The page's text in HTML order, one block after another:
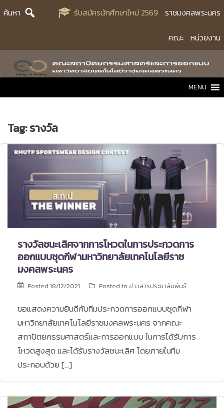
Skipค้นหา รับสมัครนักศึกษาใหม่ 2569 ราชมงคลพระนคร
คณะ หน่วยงาน
MENU
Tag:รางวัล
รางวัลชนะเลิศจากการโหวตในการประกวดการ
ออกแบบชุดกีฬามหาวิทยาลัยเทคโนโลยีราช
มงคลพระนคร
Posted 18/12/2021 Posted in ข่าวสารประชาสัมพันธ์
ขอแสดงความยินดีกับทีมประกวดการออกแบบชุดกีฬา
มหาวิทยาลัยเทคโนโลยีราชมงคลพระนคร จากคณะ
สถาปัตยกรรมศาสตร์และการออกแบบ ในการได้รับการ
โหวตสูงสุด และได้รับรางวัลชนะเลิศ โดยภายในทีม
ประกอบด้วย […]